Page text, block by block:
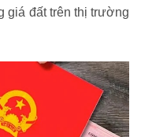
giá đất trên thị trường